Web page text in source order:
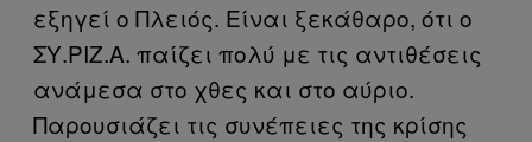
εξηγεί ο Πλειός. Είναι ξεκάθαρο, ότι ο
ΣΥ.ΡΙΖ.Α. παίζει πολύ με τις αντιθέσεις
ανάμεσα στο χθες και στο αύριο.
Παρουσιάζει τις συνέπειες της κρίσης